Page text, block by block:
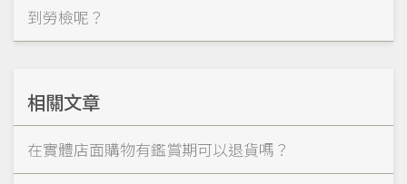
到勞檢呢？
相關文章
在實體店面購物有鑑賞期可以退貨嗎？